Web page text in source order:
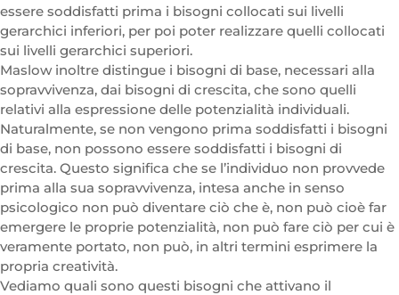
essere soddisfatti prima i bisogni collocati sui livelli
gerarchici inferiori, per poi poter realizzare quelli collocati
sui livelli gerarchici superiori.
Maslow inoltre distingue i bisogni di base, necessari alla
sopravvivenza, dai bisogni di crescita, che sono quelli
relativi alla espressione delle potenzialità individuali.
Naturalmente, se non vengono prima soddisfatti i bisogni
di base, non possono essere soddisfatti i bisogni di
crescita. Questo significa che se l’individuo non provvede
prima alla sua sopravvivenza, intesa anche in senso
psicologico non può diventare ciò che è, non può cioè far
emergere le proprie potenzialità, non può fare ciò per cui è
veramente portato, non può, in altri termini esprimere la
propria creatività.
Vediamo quali sono questi bisogni che attivano il